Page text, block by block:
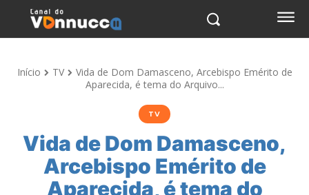
Início TV
Vida de Dom Damasceno, Arcebispo Emérito de
Aparecida, é tema do Arquivo...
TV
Vida de Dom Damasceno,
Arcebispo Emérito de
Aparecida, é tema do